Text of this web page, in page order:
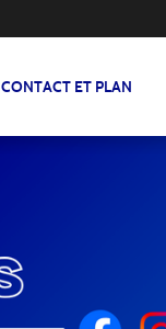
CONTACT ET PLAN